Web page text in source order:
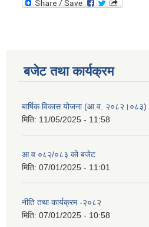
बजेट तथा कार्यक्रम
बार्षिक विकास योजना (आ.व. २०८२।०८३)
मिति: 11/05/2025 - 11:58
आ.व ०८२/०८३ को बजेट
मिति: 07/01/2025 - 11:01
नीति तथा कार्यक्रम -२०८२
मिति: 07/01/2025 - 10:58